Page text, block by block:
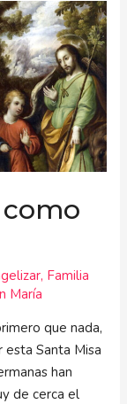
, Familia
María
que nada,
esta Santa Misa
han
de cerca el